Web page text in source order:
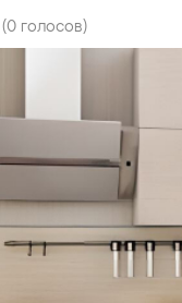
(0 голосов)